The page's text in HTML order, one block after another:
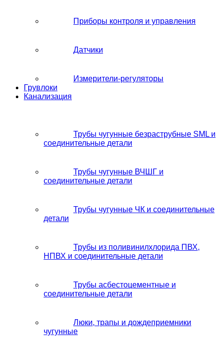
Приборы контроля и управления
Датчики
Измерители-регуляторы
Грувлоки
Канализация
Трубы чугунные безраструбные SML и
соединительные детали
Трубы чугунные ВЧШГ и
соединительные детали
Трубы чугунные ЧК и соединительные
детали
Трубы из поливинилхлорида ПВХ,
НПВХ и соединительные детали
Трубы асбестоцементные и
соединительные детали
Люки, трапы и дождеприемники
чугунные